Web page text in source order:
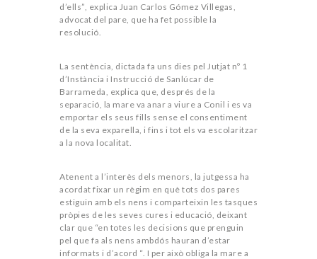
d’ells”, explica Juan Carlos Gómez Villegas,
advocat del pare, que ha fet possible la
resolució.
La sentència, dictada fa uns dies pel Jutjat nº 1
d’Instància i Instrucció de Sanlúcar de
Barrameda, explica que, després de la
separació, la mare va anar a viure a Conil i es va
emportar els seus fills sense el consentiment
de la seva exparella, i fins i tot els va escolaritzar
a la nova localitat.
Atenent a l’interès dels menors, la jutgessa ha
acordat fixar un règim en què tots dos pares
estiguin amb els nens i comparteixin les tasques
pròpies de les seves cures i educació, deixant
clar que “en totes les decisions que prenguin
pel que fa als nens ambdós hauran d’estar
informats i d’acord “. I per això obliga la mare a